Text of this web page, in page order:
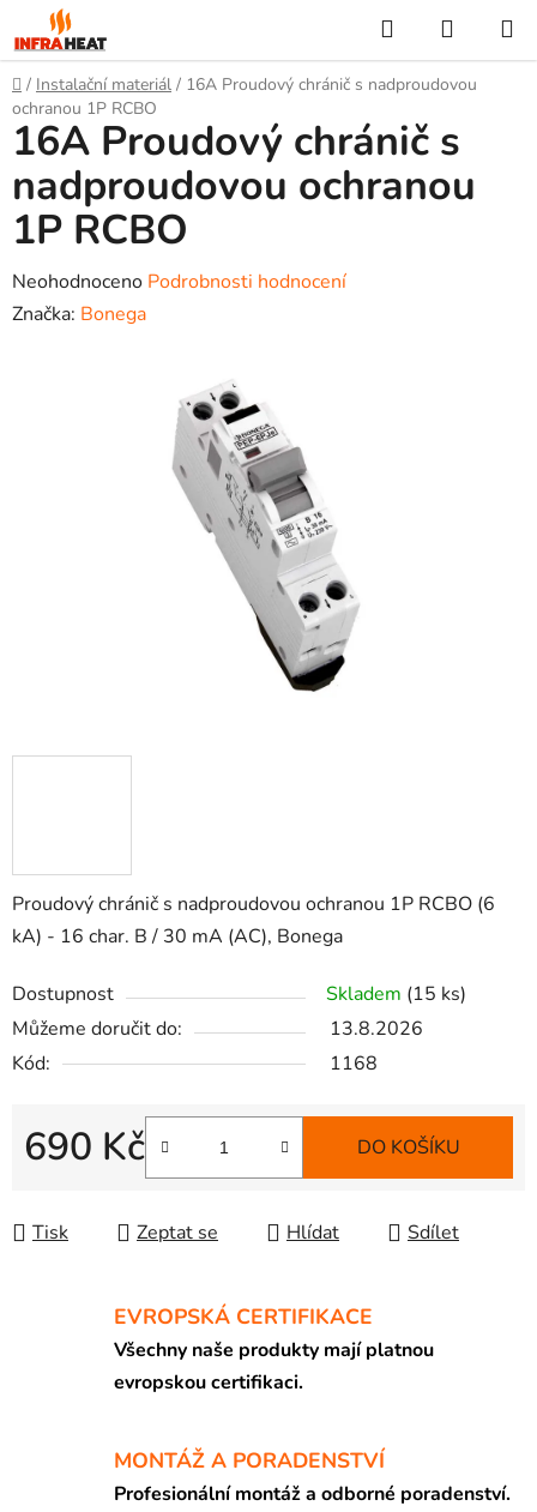
na
obsah
Hledat
KOŠÍK
Domů
/ Instalační materiál / 16A Proudový chránič s nadproudovou
ochranou 1P RCBO
Proudový chránič s nadproudovou ochranou 1P RCBO (6
kA) - 16 char. B / 30 mA (AC), Bonega
Dostupnost Skladem (15 ks)
Můžeme doručit do:
13.8.2026
Kód:
1168
690 Kč DO KOŠÍKU
Tisk Zeptat se Hlídat Sdílet
16A Proudový chránič s
nadproudovou ochranou
1P RCBO
Průměrné
hodnocení
Neohodnoceno Podrobnosti hodnocení
Značka: Bonega
EVROPSKÁ CERTIFIKACE
Všechny naše produkty mají platnou
evropskou certifikaci.
MONTÁŽ A PORADENSTVÍ
Profesionální montáž a odborné poradenství.